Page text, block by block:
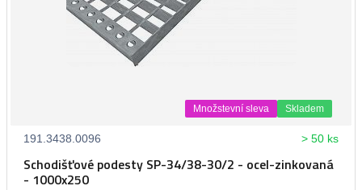
Množstevní sleva Skladem
191.3438.0096 > 50 ks
Schodišťové podesty SP-34/38-30/2 - ocel-zinkovaná
- 1000x250